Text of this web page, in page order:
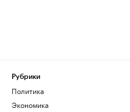
Рубрики
Политика
Экономика